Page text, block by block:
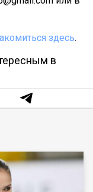
здесь.
в